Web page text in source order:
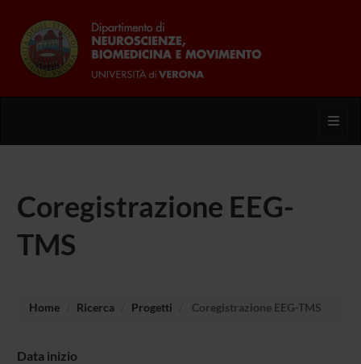
Coregistrazione EEG-
TMS
Home Ricerca Progetti Coregistrazione EEG-TMS
Data inizio